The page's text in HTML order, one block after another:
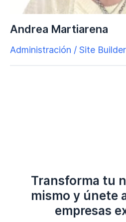
Andrea Martiarena
Administración / Site Builder
Transforma tu
mismo y únete
empresas